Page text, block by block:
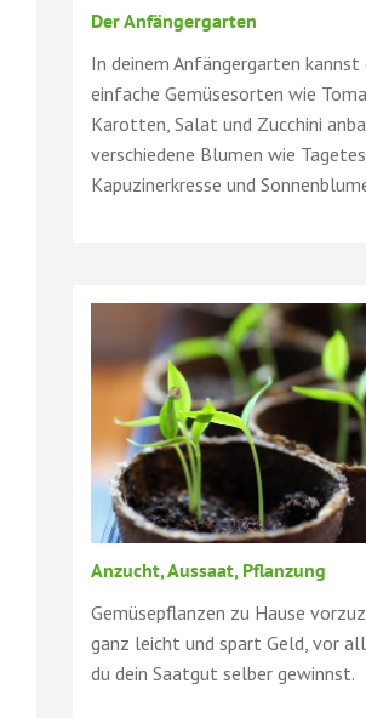
Der Anfängergarten
In deinem Anfängergarten kannst
einfache Gemüsesorten wie
Karotten, Salat und Zucchini
verschiedene Blumen wie
Kapuzinerkresse und
Anzucht, Aussaat, Pflanzung
Gemüsepflanzen zu Hause
ganz leicht und spart Geld, vor
du dein Saatgut selber gewinnst.